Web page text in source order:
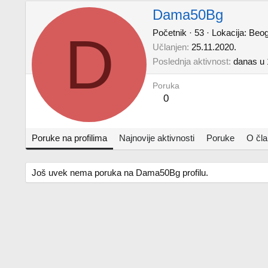
D
Dama50Bg
Početnik · 53 · Lokacija:
Učlanjen 25.11.2020.
Poslednja aktivnost danas u
Poruka
0
Poruke na profilima Najnovije aktivnosti Poruke O
Još uvek nema poruka na Dama50Bg profilu.